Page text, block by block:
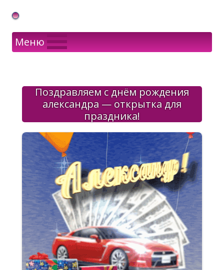
Gif Открытки в подарок
Меню
Поздравляем с днём рождения
александра — открытка для
праздника!